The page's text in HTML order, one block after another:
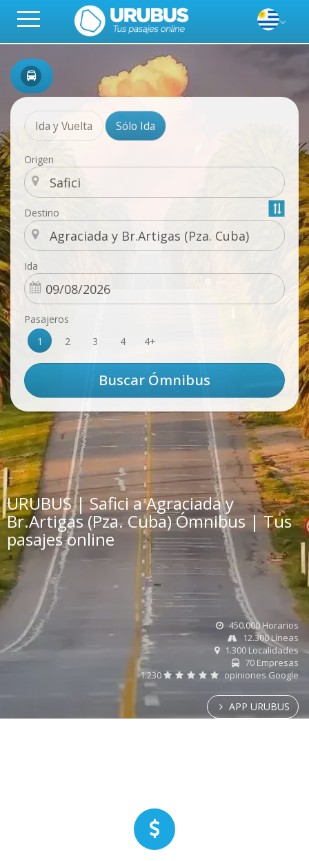
Ida y Vuelta Sólo Ida
Origen
Destino
Ida
Pasajeros
1
2 3 4 4+
URUBUS | Safici a Agraciada y
Br.Artigas (Pza. Cuba) Ómnibus | Tus
pasajes online
450.000 Horarios
12.300 Líneas
1.300 Localidades
70 Empresas
1.230
opiniones Google
APP URUBUS